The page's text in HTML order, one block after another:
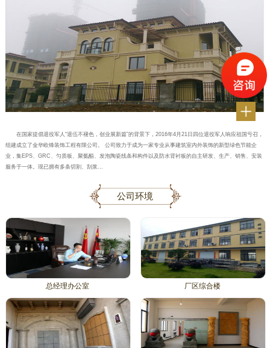
在国家提倡退役军人“退伍不褪色，创业展新篇”的背景下，2016年4月21日四位退役军人响应祖国亏召，
组建成立了金华欧锋装饰工程有限公司。 公司致力于成为一家专业从事建筑室内外装饰的新型绿色节能企
业，集EPS、GRC、匀质板、聚氨酯、发泡陶瓷线条和构件以及防水背衬板的自主研发、生产、销售、安装
服务于一体。现已拥有多条切割、刮浆...
公司环境
总经理办公室 厂区综合楼